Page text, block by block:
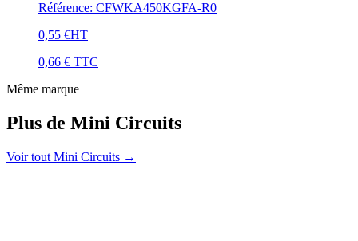
Référence: CFWKA450KGFA-R0
0,55 €HT
0,66 € TTC
Même marque
Plus de Mini Circuits
Voir tout Mini Circuits →